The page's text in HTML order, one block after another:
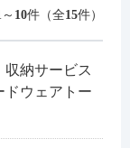
～ 10件（全15件）
収納サービス
ドウェアトー